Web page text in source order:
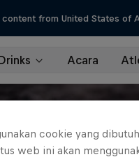
content from United States of
Acara
cookie yang
web ini akan